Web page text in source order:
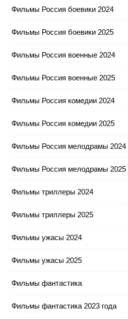
Фильмы Россия боевики 2024
Фильмы Россия боевики 2025
Фильмы Россия военные 2024
Фильмы Россия военные 2025
Фильмы Россия комедии 2024
Фильмы Россия комедии 2025
Фильмы Россия мелодрамы 2024
Фильмы Россия мелодрамы 2025
Фильмы триллеры 2024
Фильмы триллеры 2025
Фильмы ужасы 2024
Фильмы ужасы 2025
Фильмы фантастика
Фильмы фантастика 2023 года